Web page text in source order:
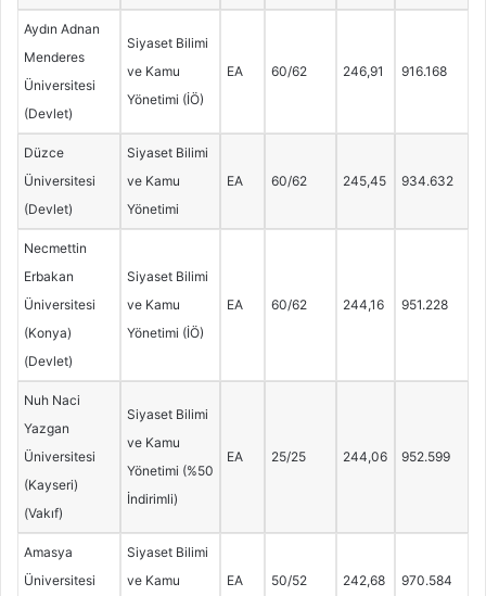
Aydın Adnan
Menderes
Üniversitesi
(Devlet)
Siyaset Bilimi
ve Kamu
Yönetimi (İÖ)
EA 60/62 246,91 916.168
Düzce
Üniversitesi
(Devlet)
Siyaset Bilimi
ve Kamu
Yönetimi
EA 60/62 245,45 934.632
Necmettin
Erbakan
Üniversitesi
(Konya)
(Devlet)
Siyaset Bilimi
ve Kamu
Yönetimi (İÖ)
EA 60/62 244,16 951.228
Nuh Naci
Yazgan
Üniversitesi
(Kayseri)
(Vakıf)
Siyaset Bilimi
ve Kamu
Yönetimi (%50
İndirimli)
EA 25/25 244,06 952.599
Amasya
Üniversitesi
Siyaset Bilimi
ve Kamu
EA 50/52 242,68 970.584